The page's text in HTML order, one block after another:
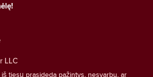
LLC
tiesų prasideda pažintys, nesvarbu, ar